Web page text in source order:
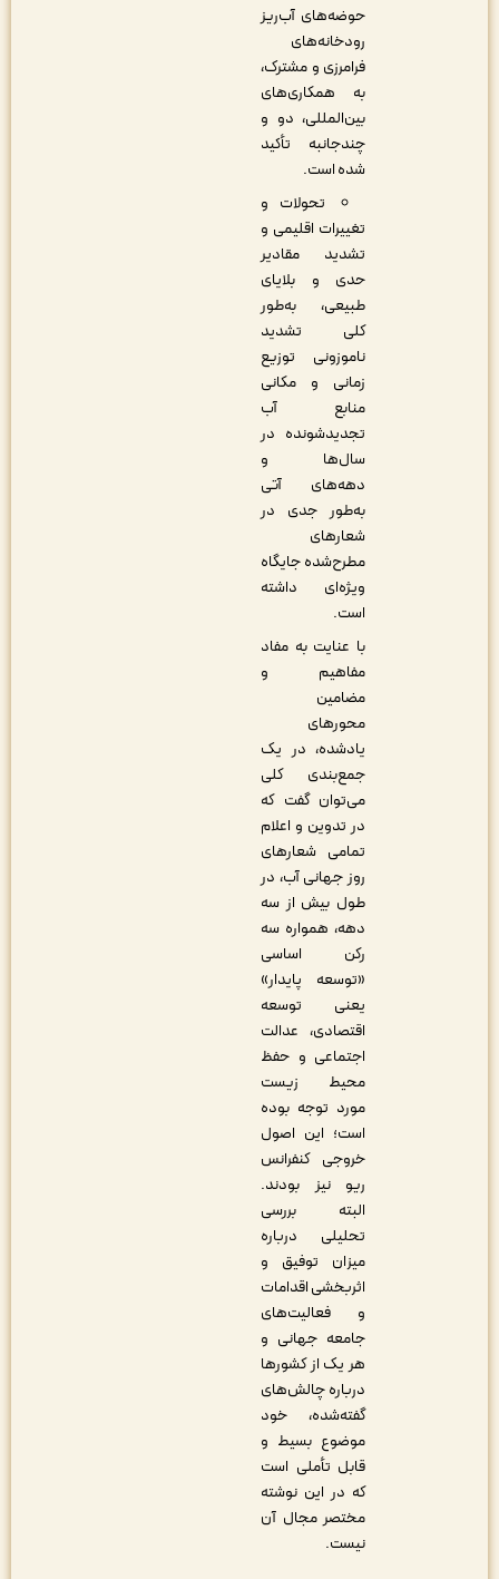
حوضه‌های آب‌ریز
رودخانه‌های
فرامرزی و مشترک،
به همکاری‌های
بین‌المللی، دو و
چندجانبه تأکید
شده است.
تحولات و
تغییرات اقلیمی و
تشدید مقادیر
حدی و بلایای
طبیعی، به‌طور
کلی تشدید
ناموزونی توزیع
زمانی و مکانی
منابع آب
تجدیدشونده در
سال‌ها و
دهه‌های آتی
به‌طور جدی در
شعارهای
مطرح‌شده جایگاه
ویژه‌ای داشته
با عنایت به مفاد
مفاهیم و
محورهای
یادشده، در یک
جمع‌بندی کلی
می‌توان گفت که
در تدوین و اعلام
تمامی شعارهای
روز جهانی آب، در
طول بیش از سه
دهه، همواره سه
رکن اساسی
«توسعه پایدار»
یعنی توسعه
اقتصادی، عدالت
اجتماعی و حفظ
محیط زیست
مورد توجه بوده
است؛ این اصول
خروجی کنفرانس
ریو نیز بودند.
البته بررسی
تحلیلی درباره
میزان توفیق و
اثربخشی اقدامات
و فعالیت‌های
جامعه جهانی و
هر یک از کشورها
درباره چالش‌های
گفته‌شده، خود
موضوع بسیط و
قابل تأملی است
که در این نوشته
مختصر مجال آن